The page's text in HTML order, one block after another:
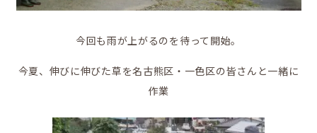
今回も雨が上がるのを待って開始。
今夏、伸びに伸びた草を名古熊区・一色区の皆さんと一緒に
作業